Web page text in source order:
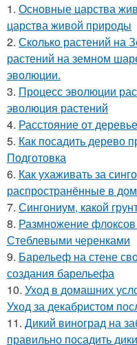
1. Основные царства
царства живой природы
2. Сколько растений на
растений на земном
эволюции.
3. Процесс эволюции
эволюция растений
4. Расстояние от
5. Как посадить дерево
Подготовка
6. Как ухаживать за
распространённые в
7. Сингониум, какой
8. Размножение
Стеблевыми черенками
9. Барельеф на стене
создания барельефа
10. Уход в домашних
Уход за декабристом
11. Дикий виноград на
правильно посадить